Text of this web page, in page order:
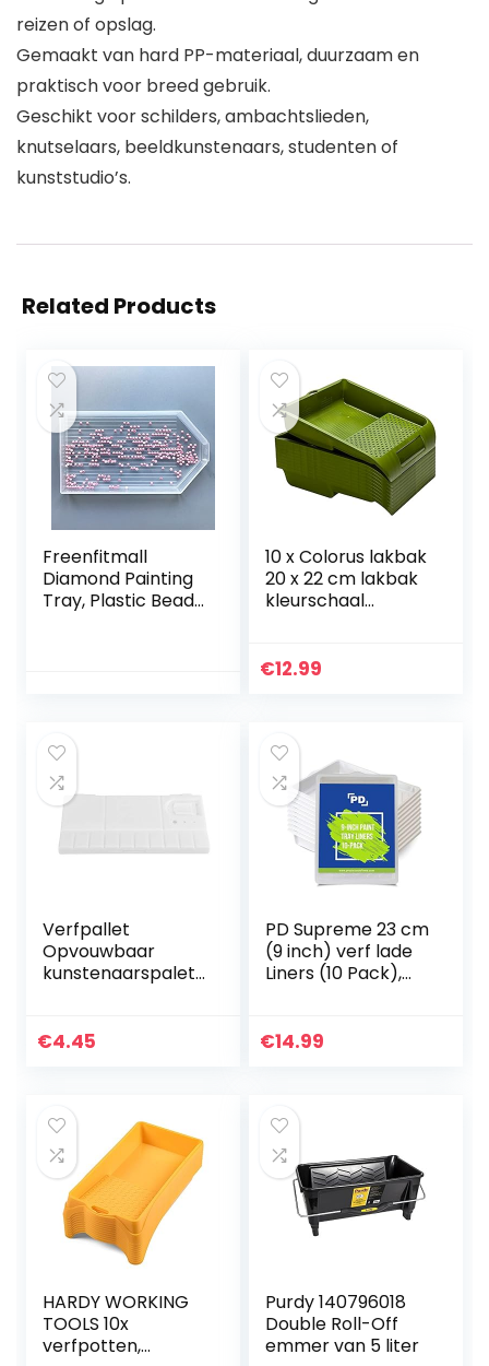
reizen of opslag.
Gemaakt van hard PP-materiaal, duurzaam en
praktisch voor breed gebruik.
Geschikt voor schilders, ambachtslieden,
knutselaars, beeldkunstenaars, studenten of
kunststudio’s.
Related Products
Freenfitmall
Diamond Painting
Tray, Plastic Bead
Tray, voor DIY
Beginner Crafts (1
PC, Transparant)
10 x Colorus lakbak
20 x 22 cm lakbak
kleurschaal
€12.99
Verfpallet
Opvouwbaar
kunstenaarspalet
schilderijen
€4.45
PD Supreme 23 cm
(9 inch) verf lade
Liners (10 Pack),
geribbelde randen
€14.99
HARDY WORKING
TOOLS 10x
verfpotten,
Purdy 140796018
Double Roll-Off
emmer van 5 liter